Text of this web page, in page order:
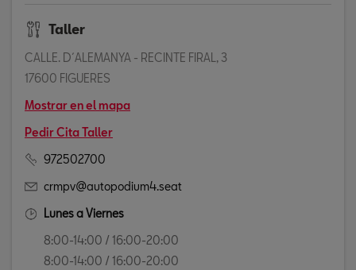
Taller
CALLE. D´ALEMANYA - RECINTE FIRAL, 3
17600 FIGUERES
Mostrar en el mapa
Pedir Cita Taller
972502700
crmpv@autopodium4.seat
Lunes a Viernes
8:00-14:00 / 16:00-20:00
8:00-14:00 / 16:00-20:00